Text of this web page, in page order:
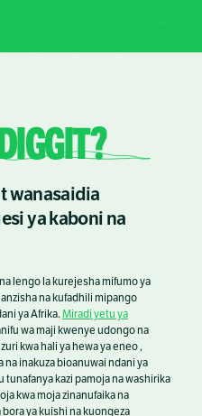
wanasaidia
ya kaboni na
lengo la kurejesha mifumo ya
na kufadhili mipango
ya Afrika.Miradi yetu ya
wa maji kwenye udongo na
kwa hali ya hewa ya eneo ,
na inakuza bioanuwai ndani ya
tunafanya kazi pamoja na washirika
kwa moja zinanufaika na
ya kuishi na kuongeza